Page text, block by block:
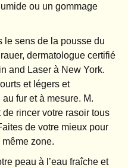
ou un gommage
le sens de la pousse du
dermatologue certifié
and Laser à New York.
et légers et
fur et à mesure. M.
rincer votre rasoir tous
de votre mieux pour
zone.
peau à l’eau fraîche et